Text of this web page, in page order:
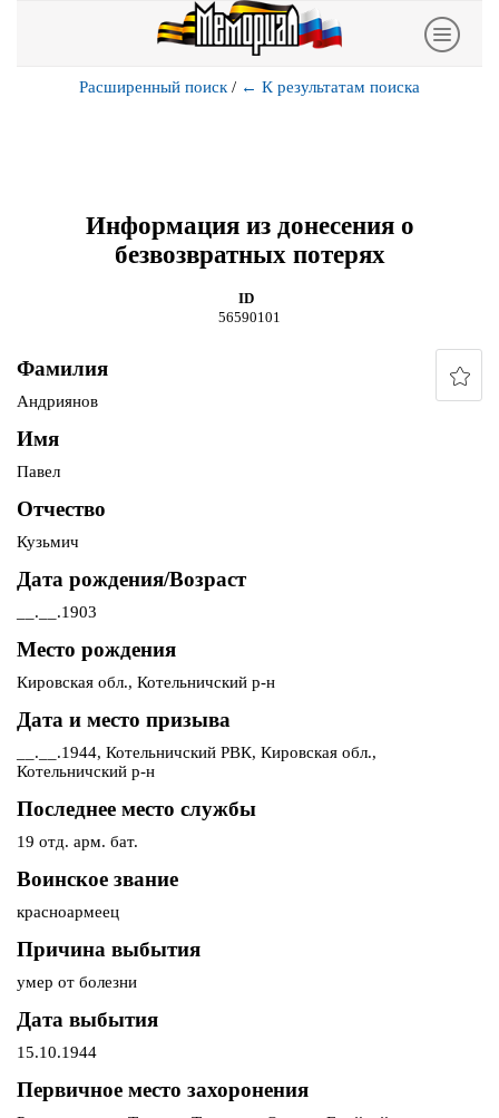
Расширенный поиск / ← К результатам поиска
Информация из донесения о
безвозвратных потерях
ID
56590101
Фамилия
Андриянов
Имя
Павел
Отчество
Кузьмич
Дата рождения/Возраст
__.__.1903
Место рождения
Кировская обл., Котельничский р-н
Дата и место призыва
__.__.1944, Котельничский РВК, Кировская обл.,
Котельничский р-н
Последнее место службы
19 отд. арм. бат.
Воинское звание
красноармеец
Причина выбытия
умер от болезни
Дата выбытия
15.10.1944
Первичное место захоронения